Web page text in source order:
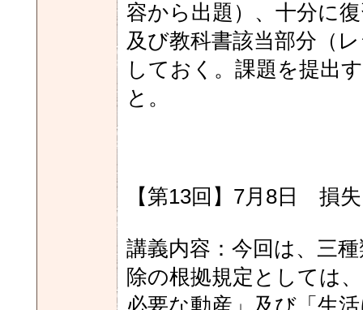
容から出題）、十分に
及び教科書該当部分（
しておく。課題を提出
と。
【第13回】7月8日 損失
講義内容：今回は、三
除の根拠規定としては
必要な動産」及び「生